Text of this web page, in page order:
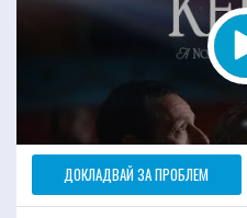
ДОКЛАДВАЙ ЗА ПРОБЛЕМ